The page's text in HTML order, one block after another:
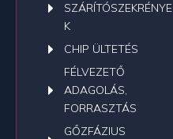
SZÁRÍTÓSZEKRÉNYE
K
CHIP ÜLTETÉS
FÉLVEZETŐ
ADAGOLÁS,
FORRASZTÁS
GŐZFÁZIUS